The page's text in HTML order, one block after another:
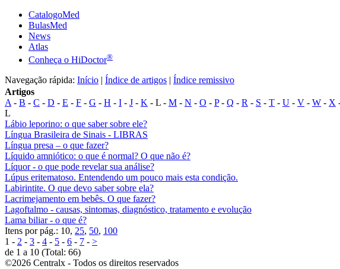
CatalogoMed
BulasMed
News
Atlas
Conheça o HiDoctor®
Navegação rápida: Início | Índice de artigos | Índice remissivo
Artigos
A - B - C - D - E - F - G - H - I - J - K - L - M - N - O - P- Q - R - S - T - U - V - W - X
L
Lábio leporino: o que saber sobre ele?
Língua Brasileira de Sinais - LIBRAS
Língua presa – o que fazer?
Líquido amniótico: o que é normal? O que não é?
Líquor - o que pode revelar sua análise?
Lúpus eritematoso. Entendendo um pouco mais esta condição.
Labirintite. O que devo saber sobre ela?
Lacrimejamento em bebês. O que fazer?
Lagoftalmo - causas, sintomas, diagnóstico, tratamento e evolução
Lama biliar - o que é?
Itens por pág.: 10, 25, 50, 100
1 - 2 - 3 - 4 - 5 - 6 - 7 - >
de 1 a 10 (Total: 66)
©2026 Centralx - Todos os direitos reservados